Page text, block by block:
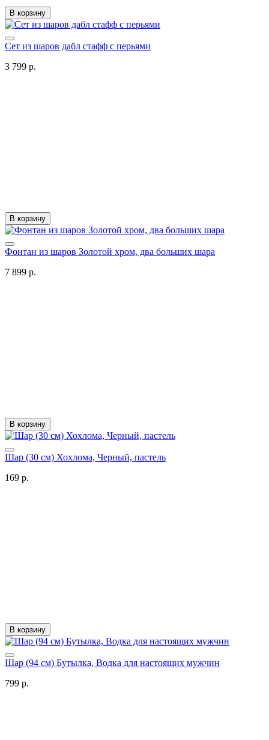
В корзину
Сет из шаров дабл стафф с перьями
3 799 р.
В корзину
Фонтан из шаров Золотой хром, два больших шара
7 899 р.
В корзину
Шар (30 см) Хохлома, Черный, пастель
169 р.
В корзину
Шар (94 см) Бутылка, Водка для настоящих мужчин
799 р.